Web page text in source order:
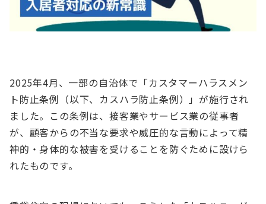
2025年4月、一部の自治体で「カスタマーハラスメン
ト防止条例（以下、カスハラ防止条例）」が施行され
ました。この条例は、接客業やサービス業の従事者
が、顧客からの不当な要求や威圧的な言動によって精
神的・身体的な被害を受けることを防ぐために設けら
れたものです。